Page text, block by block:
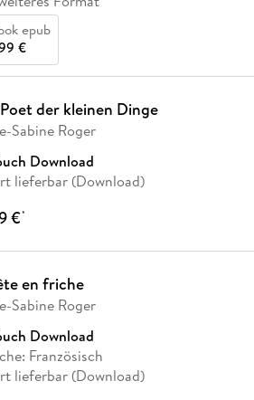
epub
€
der kleinen Dinge
Sabine Roger
Download
lieferbar (Download)
€*
en friche
Sabine Roger
Download
Französisch
lieferbar (Download)